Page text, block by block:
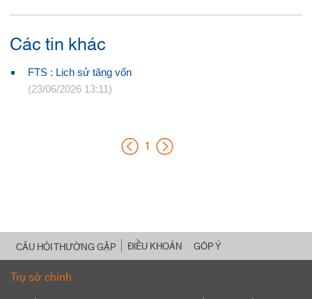
Các tin khác
FTS : Lịch sử tăng vốn
(23/06/2026 13:11)
1
CÂU HỎI THƯỜNG GẶP ĐIỀU KHOẢN GÓP Ý
Trụ sở chính